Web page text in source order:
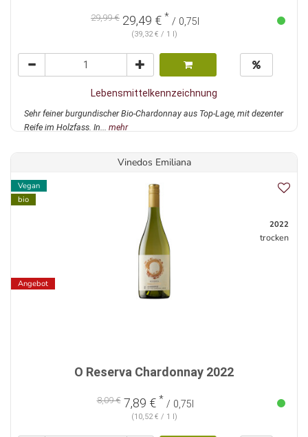
29,99 € 29,49 € * / 0,75l
(39,32 € / 1 l)
Lebensmittelkennzeichnung
Sehr feiner burgundischer Bio-Chardonnay aus Top-Lage, mit dezenter
Reife im Holzfass. In... mehr
Vinedos Emiliana
Vegan
bio
Angebot
2022
trocken
O Reserva Chardonnay 2022
8,09 €7,89 € * / 0,75l
(10,52 € / 1 l)